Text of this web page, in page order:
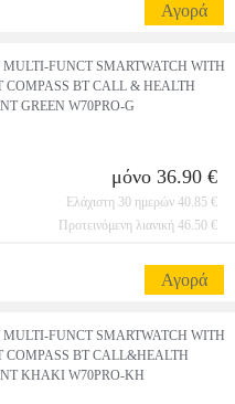
Αγορά
FUNCT SMARTWATCH WITH
COMPASS BT CALL & HEALTH
GREEN W70PRO-G
μόνο 36.90 €
Ελάχιστη 30 ημερών 40.85 €
Προτεινόμενη λιανική 46.50 €
Αγορά
FUNCT SMARTWATCH WITH
COMPASS BT CALL&HEALTH
KHAKI W70PRO-KH